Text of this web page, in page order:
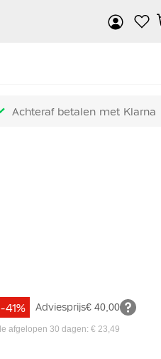
Achteraf betalen met Klarna
Adviesprijs€ 40,00
-41%
afgelopen 30 dagen: € 23,49